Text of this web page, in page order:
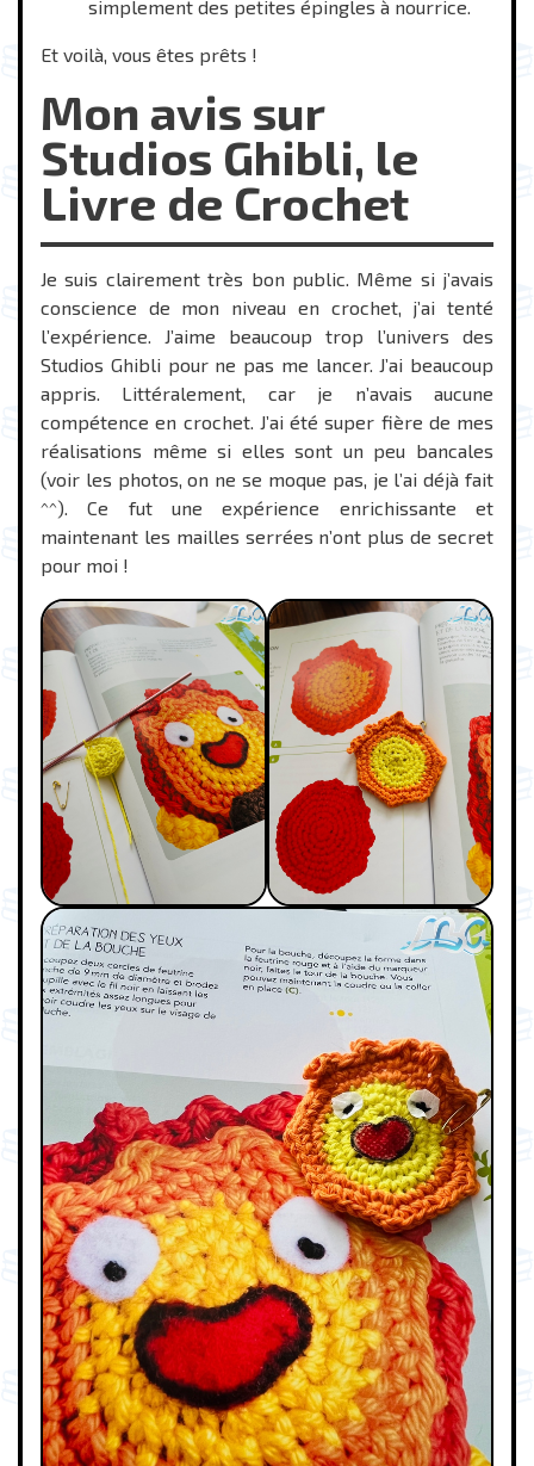
simplement des petites épingles à nourrice.
Et voilà, vous êtes prêts !
Mon avis sur
Studios Ghibli, le
Livre de Crochet
Je suis clairement très bon public. Même si j’avais
conscience de mon niveau en crochet, j’ai tenté
l’expérience. J’aime beaucoup trop l’univers des
Studios Ghibli pour ne pas me lancer. J’ai beaucoup
appris. Littéralement, car je n’avais aucune
compétence en crochet. J’ai été super fière de mes
réalisations même si elles sont un peu bancales
(voir les photos, on ne se moque pas, je l’ai déjà fait
^^). Ce fut une expérience enrichissante et
maintenant les mailles serrées n’ont plus de secret
pour moi !